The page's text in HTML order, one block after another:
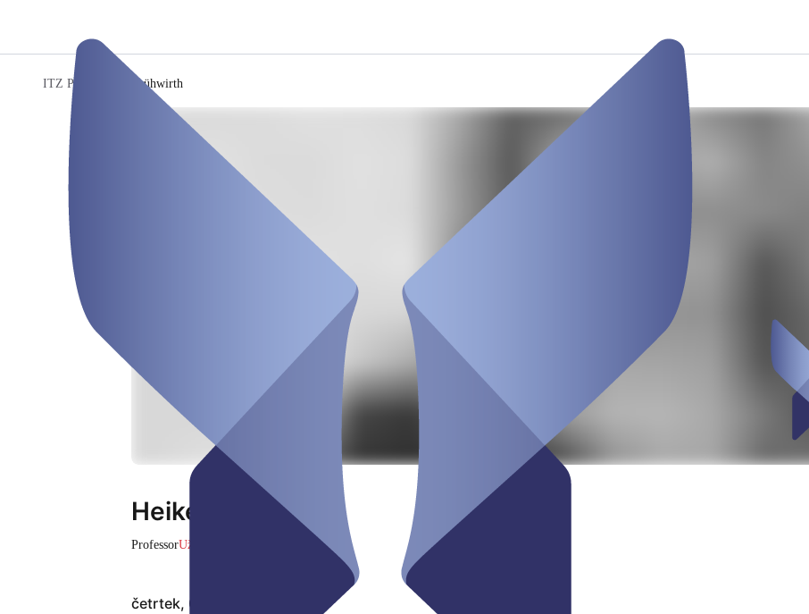
ITZ Plus Heike Frühwirth
Heike Frühwirth
ProfessorUždaryta
četrtek, 06. avg.